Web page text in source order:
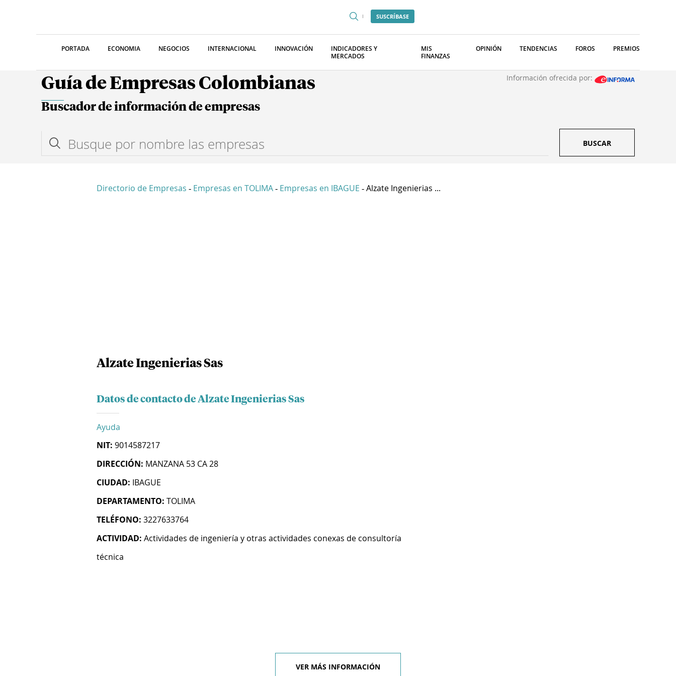
SUSCRÍBASE
PORTADA ECONOMIA NEGOCIOS INTERNACIONAL INNOVACIÓN
INDICADORES Y
MERCADOS
MIS
FINANZAS
OPINIÓN TENDENCIAS FOROS PREMIOS
Guía de Empresas Colombianas Información ofrecida por:
Buscador de información de empresas
BUSCAR
Directorio de Empresas - Empresas en TOLIMA - Empresas en IBAGUE - Alzate Ingenierias ...
Alzate Ingenierias Sas
Datos de contacto de Alzate Ingenierias Sas
Ayuda
NIT: 9014587217
DIRECCIÓN: MANZANA 53 CA 28
CIUDAD: IBAGUE
DEPARTAMENTO: TOLIMA
TELÉFONO: 3227633764
ACTIVIDAD: Actividades de ingeniería y otras actividades conexas de consultoría
técnica
VER MÁS INFORMACIÓN